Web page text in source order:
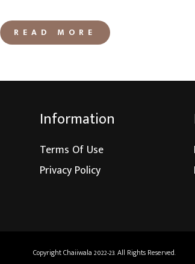
READ MORE
Information
Terms Of Use
Privacy Policy
Copyright Chaiiwala 2022-23. All Rights Reserved.